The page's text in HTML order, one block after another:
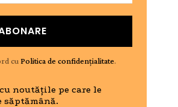
cuPolitica de confidențialitate.
noutățile pe care le
săptămână.